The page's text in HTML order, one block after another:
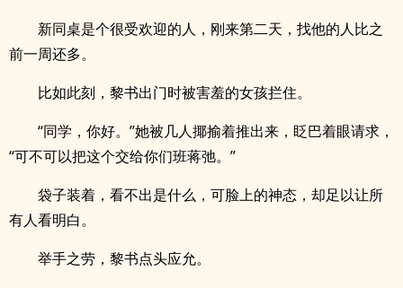
新同桌是个很受欢迎的人，刚来第二天，找他的人比之
前一周还多。
比如此刻，黎书出门时被害羞的女孩拦住。
“同学，你好。”她被几人揶揄着推出来，眨巴着眼请求，
“可不可以把这个交给你们班蒋弛。”
袋子装着，看不出是什么，可脸上的神态，却足以让所
有人看明白。
举手之劳，黎书点头应允。